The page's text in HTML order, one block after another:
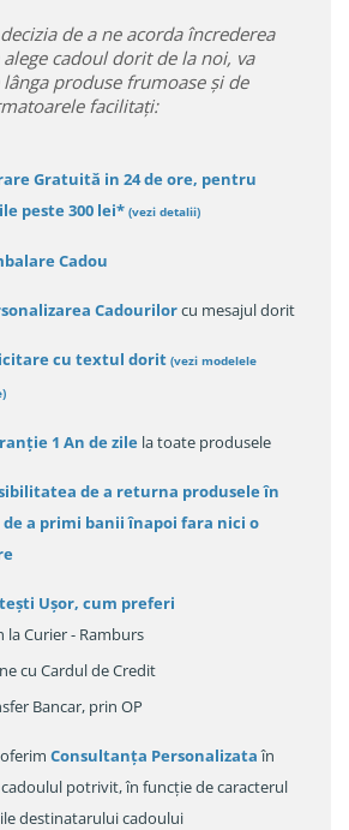
de a ne acorda încrederea
alege cadoul dorit de la noi, va
produse frumoase și de
facilitați:
Gratuită in 24 de ore, pentru
peste 300 lei* (vezi detalii)
Cadou
Cadourilorcu mesajul dorit
cu textul dorit (vezi modelele
)
1 An de zile la toate produsele
de a returna produsele în
de a primi banii înapoi fara nici o
Ușor, cum preferi
la Curier - Ramburs
cu Cardul de Credit
Bancar, prin OP
Consultanța Personalizataîn
cadoulul potrivit, în funcție de caracterul
destinatarului cadoului